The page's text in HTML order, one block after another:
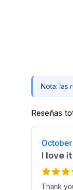
Nota: las
Reseñas
October
I love
Thank